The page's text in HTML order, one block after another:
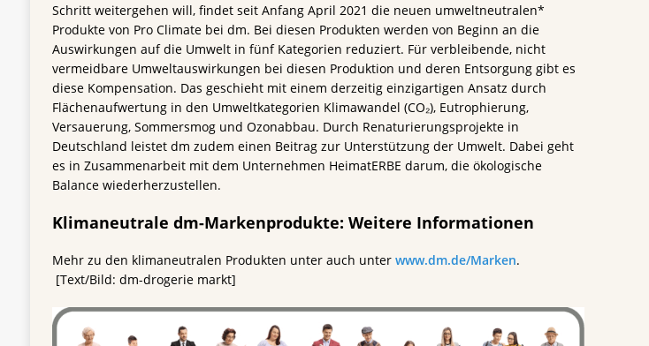
Schritt weitergehen will, findet seit Anfang April 2021 die neuen umweltneutralen*
Produkte von Pro Climate bei dm. Bei diesen Produkten werden von Beginn an die
Auswirkungen auf die Umwelt in fünf Kategorien reduziert. Für verbleibende, nicht
vermeidbare Umweltauswirkungen bei diesen Produktion und deren Entsorgung gibt es
diese Kompensation. Das geschieht mit einem derzeitig einzigartigen Ansatz durch
Flächenaufwertung in den Umweltkategorien Klimawandel (CO₂), Eutrophierung,
Versauerung, Sommersmog und Ozonabbau. Durch Renaturierungsprojekte in
Deutschland leistet dm zudem einen Beitrag zur Unterstützung der Umwelt. Dabei geht
es in Zusammenarbeit mit dem Unternehmen HeimatERBE darum, die ökologische
Balance wiederherzustellen.
Klimaneutrale dm-Markenprodukte: Weitere Informationen
Mehr zu den klimaneutralen Produkten unter auch unter www.dm.de/Marken.
[Text/Bild: dm-drogerie markt]